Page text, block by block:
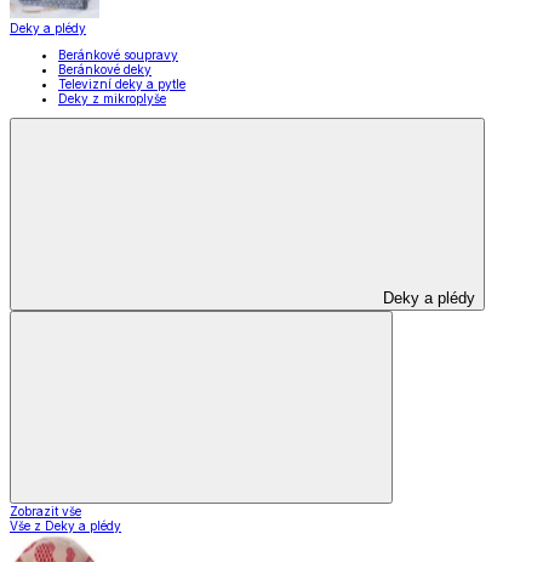
Deky a plédy
Beránkové soupravy
Beránkové deky
Televizní deky a pytle
Deky z mikroplyše
Deky a plédy
Zobrazit vše
Vše z Deky a plédy